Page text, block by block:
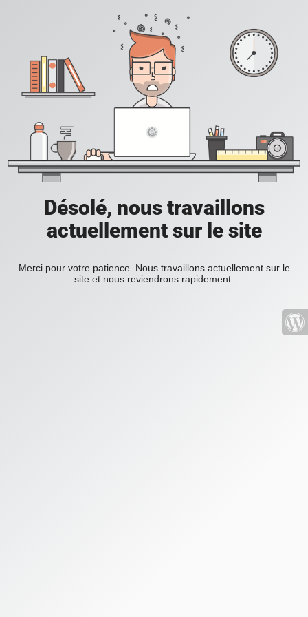
Désolé, nous travaillons
actuellement sur le site
Merci pour votre patience. Nous travaillons actuellement sur le
site et nous reviendrons rapidement.